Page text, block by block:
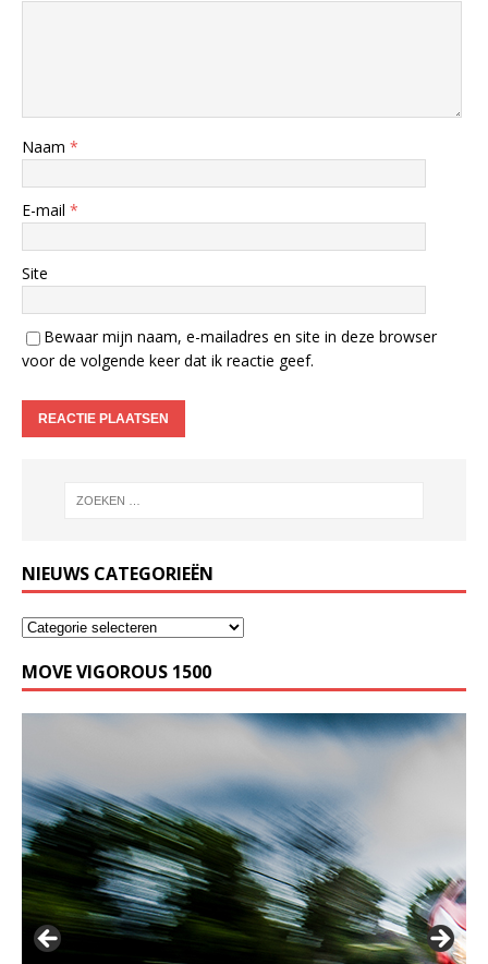
Naam *
E-mail *
Site
Bewaar mijn naam, e-mailadres en site in deze browser
voor de volgende keer dat ik reactie geef.
NIEUWS CATEGORIEËN
MOVE VIGOROUS 1500